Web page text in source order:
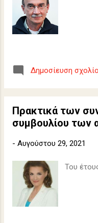
Δημοσίευση
Πρακτικά των
συμβουλίου των
- Αυγούστου 29, 2021
Του